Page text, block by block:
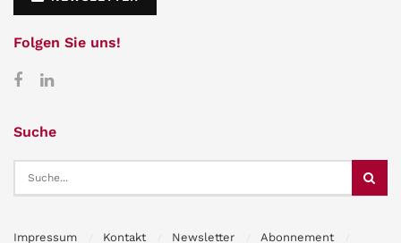
Folgen Sie uns!
Suche
Impressum Kontakt Newsletter Abonnement